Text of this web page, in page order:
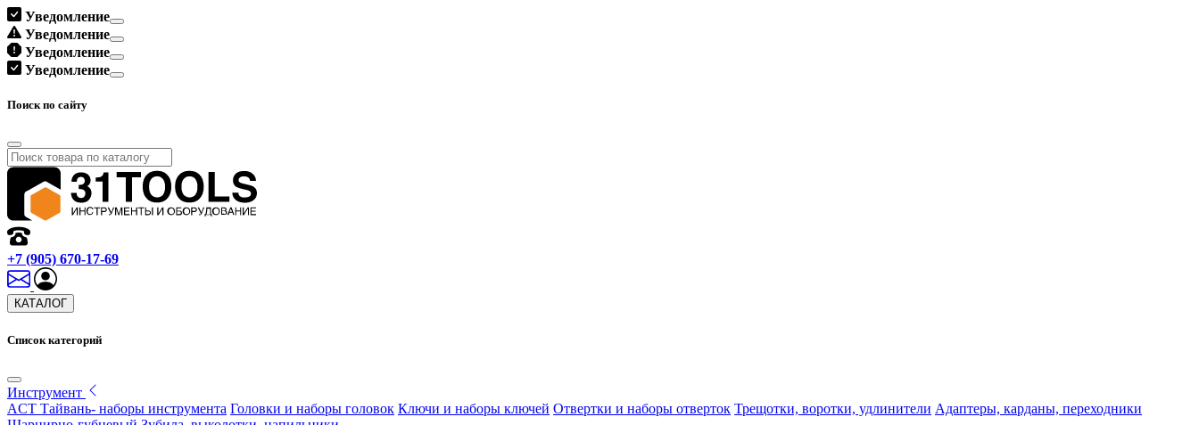
Уведомление
Уведомление
Уведомление
Уведомление
Поиск по сайту
+7 (905) 670-17-69
КАТАЛОГ
Список категорий
Инструмент
ACT Тайвань- наборы инструмента Головки и наборы головок Ключи и наборы ключей Отвертки и наборы отверток Трещотки, воротки, удлинители Адаптеры, карданы, переходники